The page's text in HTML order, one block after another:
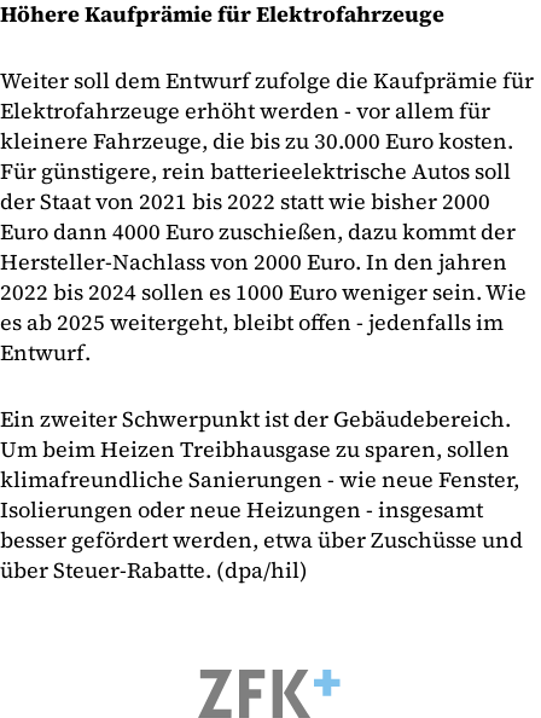
Höhere Kaufprämie für Elektrofahrzeuge
Weiter soll dem Entwurf zufolge die Kaufprämie für
Elektrofahrzeuge erhöht werden - vor allem für
kleinere Fahrzeuge, die bis zu 30.000 Euro kosten.
Für günstigere, rein batterieelektrische Autos soll
der Staat von 2021 bis 2022 statt wie bisher 2000
Euro dann 4000 Euro zuschießen, dazu kommt der
Hersteller-Nachlass von 2000 Euro. In den jahren
2022 bis 2024 sollen es 1000 Euro weniger sein. Wie
es ab 2025 weitergeht, bleibt offen - jedenfalls im
Entwurf.
Ein zweiter Schwerpunkt ist der Gebäudebereich.
Um beim Heizen Treibhausgase zu sparen, sollen
klimafreundliche Sanierungen - wie neue Fenster,
Isolierungen oder neue Heizungen - insgesamt
besser gefördert werden, etwa über Zuschüsse und
über Steuer-Rabatte. (dpa/hil)